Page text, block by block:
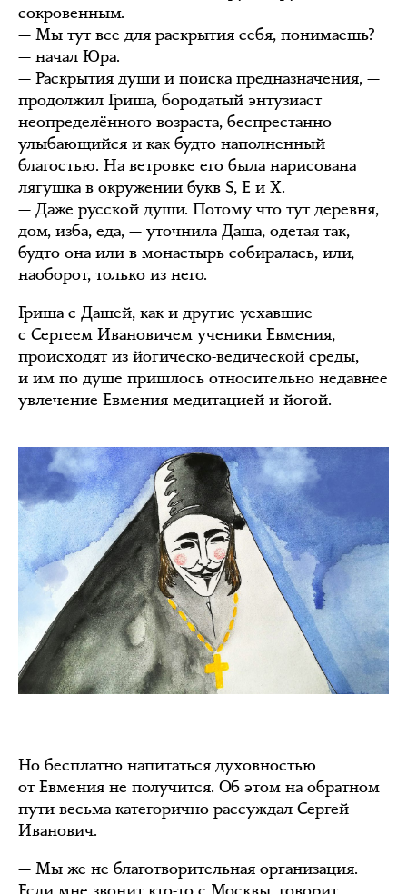
сокровенным.
— Мы тут все для раскрытия себя, понимаешь?
— начал Юра.
— Раскрытия души и поиска предназначения, —
продолжил Гриша, бородатый энтузиаст
неопределённого возраста, беспрестанно
улыбающийся и как будто наполненный
благостью. На ветровке его была нарисована
лягушка в окружении букв S, E и X.
— Даже русской души. Потому что тут деревня,
дом, изба, еда, — уточнила Даша, одетая так,
будто она или в монастырь собиралась, или,
наоборот, только из него.
Гриша с Дашей, как и другие уехавшие
с Сергеем Ивановичем ученики Евмения,
происходят из йогическо-ведической среды,
и им по душе пришлось относительно недавнее
увлечение Евмения медитацией и йогой.
Но бесплатно напитаться духовностью
от Евмения не получится. Об этом на обратном
пути весьма категорично рассуждал Сергей
Иванович.
— Мы же не благотворительная организация.